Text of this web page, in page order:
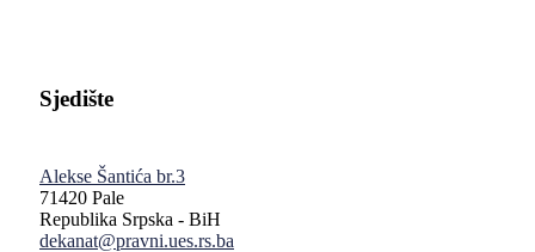
Sjedište
Alekse Šantića br.3
71420 Pale
Republika Srpska - BiH
dekanat@pravni.ues.rs.ba